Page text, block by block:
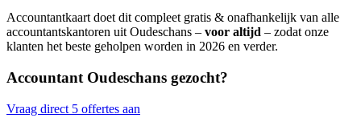
Accountantkaart doet dit compleet gratis & onafhankelijk van alle
accountantskantoren uit Oudeschans – voor altijd – zodat onze
klanten het beste geholpen worden in 2026 en verder.
Accountant Oudeschans gezocht?
Vraag direct 5 offertes aan